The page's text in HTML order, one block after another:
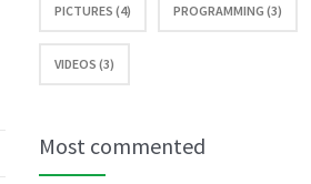
PICTURES (4) PROGRAMMING (3)
VIDEOS (3)
Most commented